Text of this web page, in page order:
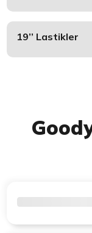
19’’ Lastikler